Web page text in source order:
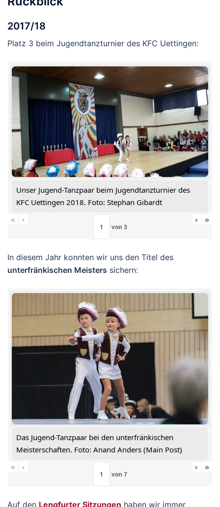
2017/18
Platz 3 beim Jugendtanzturnier des KFC Uettingen:
Unser Jugend-Tanzpaar beim Jugendtanzturnier des
KFC Uettingen 2018. Foto: Stephan Gibardt
«
‹
von 3
› »
In diesem Jahr konnten wir uns den Titel des
unterfränkischen Meisters sichern:
Das Jugend-Tanzpaar bei den unterfränkischen
Meisterschaften. Foto: Anand Anders (Main Post)
«
‹
von 7
› »
Auf den Lengfurter Sitzungen haben wir immer